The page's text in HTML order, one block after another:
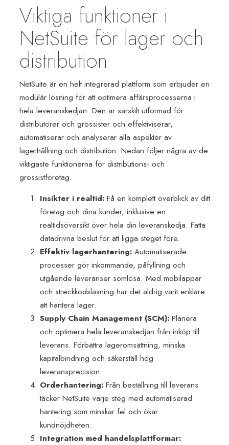
Viktiga funktioner i
NetSuite för lager och
distribution
NetSuite är en helt integrerad plattform som erbjuder en
modulär lösning för att optimera affärsprocesserna i
hela leveranskedjan. Den är särskilt utformad för
distributörer och grossister och effektiviserar,
automatiserar och analyserar alla aspekter av
lagerhållning och distribution. Nedan följer några av de
viktigaste funktionerna för distributions- och
grossistföretag.
Insikter i realtid:Få en komplett överblick av ditt
företag och dina kunder, inklusive en
realtidsöversikt över hela din leveranskedja. Fatta
datadrivna beslut för att ligga steget före.
Effektiv lagerhantering:Automatiserade
processer gör inkommande, påfyllning och
utgående leveranser sömlösa. Med mobilappar
och streckkodsläsning har det aldrig varit enklare
att hantera lager.
Supply Chain Management (SCM): Planera
och optimera hela leveranskedjan från inköp till
leverans. Förbättra lageromsättning, minska
kapitalbindning och säkerställ hög
leveransprecision.
Orderhantering:Från beställning till leverans
täcker NetSuite varje steg med automatiserad
hantering som minskar fel och ökar
kundnöjdheten.
Integration med handelsplattformar: